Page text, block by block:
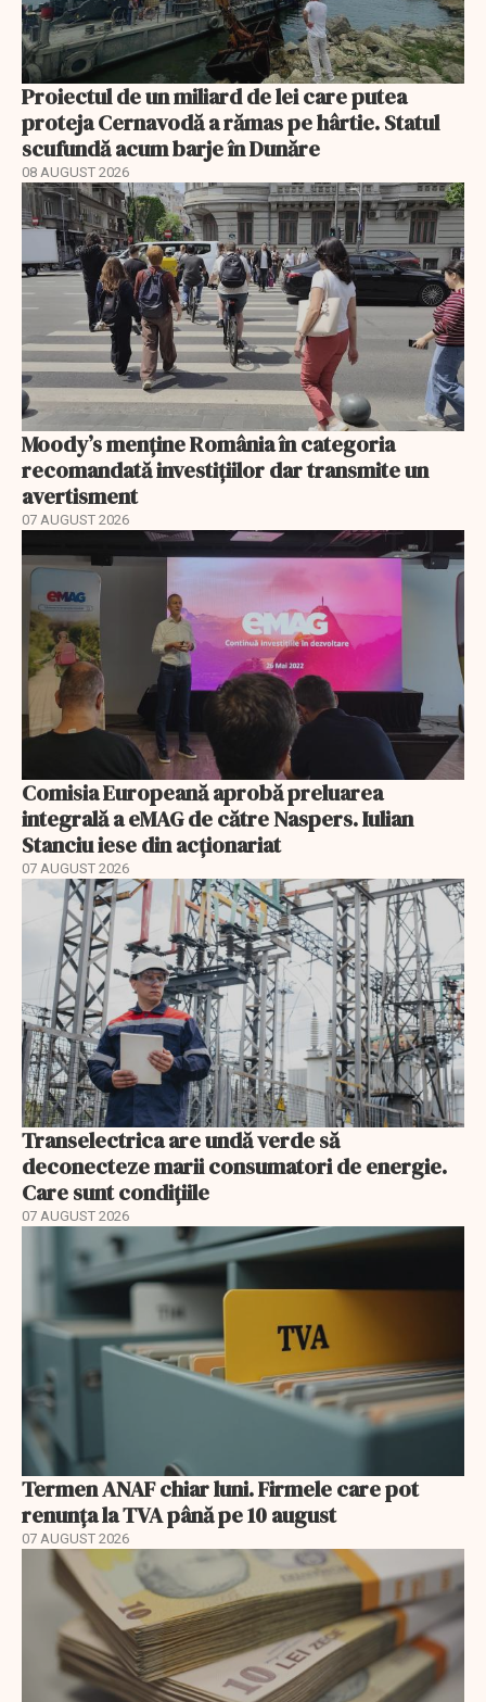
Proiectul de un miliard de lei care putea
proteja Cernavodă a rămas pe hârtie. Statul
scufundă acum barje în Dunăre
08 AUGUST 2026
Moody’s menține România în categoria
recomandată investițiilor dar transmite un
avertisment
07 AUGUST 2026
Comisia Europeană aprobă preluarea
integrală a eMAG de către Naspers. Iulian
Stanciu iese din acționariat
07 AUGUST 2026
Transelectrica are undă verde să
deconecteze marii consumatori de energie.
Care sunt condițiile
07 AUGUST 2026
Termen ANAF chiar luni. Firmele care pot
renunța la TVA până pe 10 august
07 AUGUST 2026